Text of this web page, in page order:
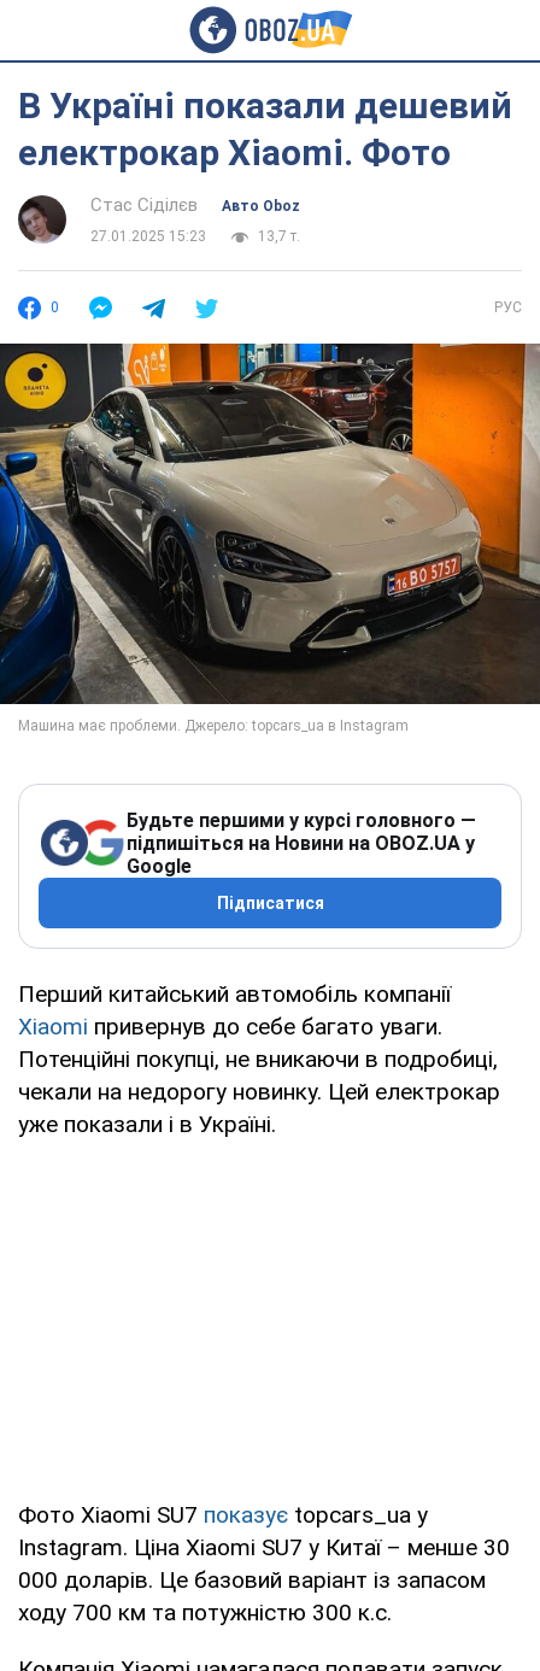
В Україні показали дешевий
електрокар Xiaomi. Фото
Стас Сіділєв
Авто Oboz
27.01.2025 15:23
13,7 т.
0 РУС
Будьте першими у курсі головного —
підпишіться на Новини на OBOZ.UA у
Google
Підписатися
Перший китайський автомобіль компанії
Xiaomi привернув до себе багато уваги.
Потенційні покупці, не вникаючи в подробиці,
чекали на недорогу новинку. Цей електрокар
уже показали і в Україні.
Фото Xiaomi SU7 показує topcars_ua у
Instagram. Ціна Xiaomi SU7 у Китаї – менше 30
000 доларів. Це базовий варіант із запасом
ходу 700 км та потужністю 300 к.с.